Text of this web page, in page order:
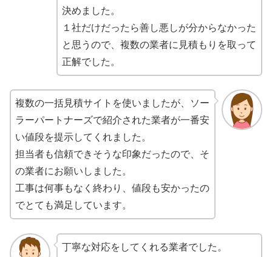
決めました。
１社だけだったら善し悪しが分からなかった
と思うので、複数の業者に見積もりを取って
正解でした。
複数の一括見積サイトを使いましたが、ソー
ラーパートナーズで紹介された業者が一番安
い値段を提示してくれました。
担当者も信頼できそうな印象だったので、そ
の業者にお願いしました。
工事は何事もなく終わり、値段も安かったの
でとても満足しています。
丁寧な対応をしてくれる業者でした。